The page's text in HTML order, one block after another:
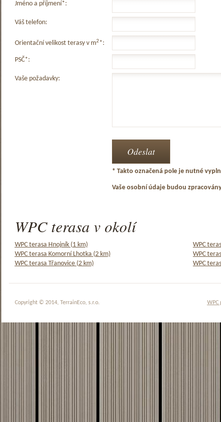
Jméno a příjmení*:
Váš telefon:
Orientační velikost terasy v m2*:
PSČ*:
Vaše požadavky:
* Takto označená pole je nutné
Vaše osobní údaje budou
WPC terasa v okolí
WPC terasa Hnojník (1 km)
WPC
WPC terasa Komorní Lhotka (2 km)
WPC
WPC terasa Třanovice (2 km)
WPC
WPC
Copyright © 2014, TerrainEco, s.r.o.